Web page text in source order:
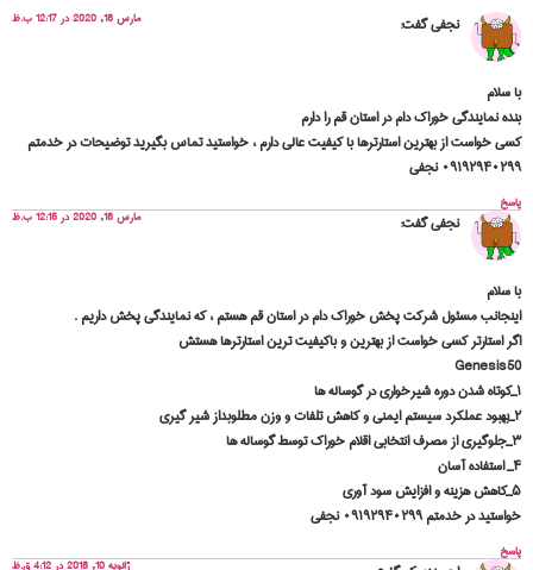
نجفیگفت: مارس 18, 2020 در 12:17 ب.ظ
با سلام
بنده نمایندگی خوراک دام در استان قم را دارم
کسی خواست از بهترین استارترها با کیفیت عالی دارم ، خواستید تماس بگیرید توضیحات در خدمتم
۰۹۱۹۲۹۴۰۲۹۹ نجفی
پاسخ
نجفیگفت: مارس 18, 2020 در 12:15 ب.ظ
با سلام
اینجانب مسئول شرکت پخش خوراک دام در استان قم هستم ، که نمایندگی پخش داریم .
اگر استارتر کسی خواست از بهترین و باکیفیت ترین استارترها هستش
Genesis50
۱_کوتاه شدن دوره شیرخواری در گوساله ها
۲_بهبود عملکرد سیستم ایمنی و کاهش تلفات و وزن مطلوبداز شیر گیری
۳_جلوگیری از مصرف انتخابی اقلام خوراک توسط گوساله ها
۴_ استفاده آسان
۵_کاهش هزینه و افزایش سود آوری
خواستید در خدمتم ۰۹۱۹۲۹۴۰۲۹۹ نجفی
پاسخ
ژانویه 10, 2018 در 4:12 ق.ظ